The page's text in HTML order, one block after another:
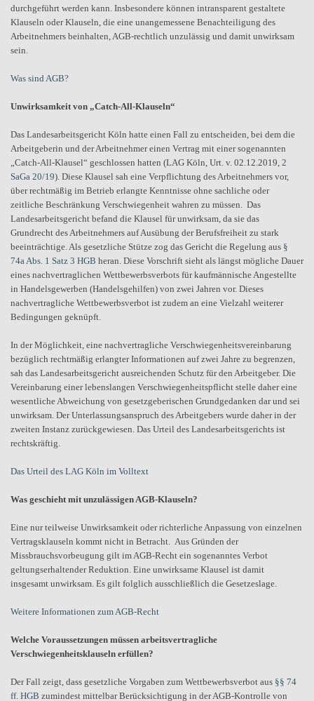
durchgeführt werden kann. Insbesondere können intransparent gestaltete
Klauseln oder Klauseln, die eine unangemessene Benachteiligung des
Arbeitnehmers beinhalten, AGB-rechtlich unzulässig und damit unwirksam
sein.
Was sind AGB?
Unwirksamkeit von „Catch-All-Klauseln“
Das Landesarbeitsgericht Köln hatte einen Fall zu entscheiden, bei dem die
Arbeitgeberin und der Arbeitnehmer einen Vertrag mit einer sogenannten
„Catch-All-Klausel“ geschlossen hatten (LAG Köln, Urt. v. 02.12.2019, 2
SaGa 20/19). Diese Klausel sah eine Verpflichtung des Arbeitnehmers vor,
über rechtmäßig im Betrieb erlangte Kenntnisse ohne sachliche oder
zeitliche Beschränkung Verschwiegenheit wahren zu müssen. Das
Landesarbeitsgericht befand die Klausel für unwirksam, da sie das
Grundrecht des Arbeitnehmers auf Ausübung der Berufsfreiheit zu stark
beeinträchtige. Als gesetzliche Stütze zog das Gericht die Regelung aus §
74a Abs. 1 Satz 3 HGB heran. Diese Vorschrift sieht als längst mögliche Dauer
eines nachvertraglichen Wettbewerbsverbots für kaufmännische Angestellte
in Handelsgewerben (Handelsgehilfen) von zwei Jahren vor. Dieses
nachvertragliche Wettbewerbsverbot ist zudem an eine Vielzahl weiterer
Bedingungen geknüpft.
In der Möglichkeit, eine nachvertragliche Verschwiegenheitsvereinbarung
bezüglich rechtmäßig erlangter Informationen auf zwei Jahre zu begrenzen,
sah das Landesarbeitsgericht ausreichenden Schutz für den Arbeitgeber. Die
Vereinbarung einer lebenslangen Verschwiegenheitspflicht stelle daher eine
wesentliche Abweichung von gesetzgeberischen Grundgedanken dar und sei
unwirksam. Der Unterlassungsanspruch des Arbeitgebers wurde daher in der
zweiten Instanz zurückgewiesen. Das Urteil des Landesarbeitsgerichts ist
rechtskräftig.
Das Urteil des LAG Köln im Volltext
Was geschieht mit unzulässigen AGB-Klauseln?
Eine nur teilweise Unwirksamkeit oder richterliche Anpassung von einzelnen
Vertragsklauseln kommt nicht in Betracht. Aus Gründen der
Missbrauchsvorbeugung gilt im AGB-Recht ein sogenanntes Verbot
geltungserhaltender Reduktion. Eine unwirksame Klausel ist damit
insgesamt unwirksam. Es gilt folglich ausschließlich die Gesetzeslage.
Weitere Informationen zum AGB-Recht
Welche Voraussetzungen müssen arbeitsvertragliche
Verschwiegenheitsklauseln erfüllen?
Der Fall zeigt, dass gesetzliche Vorgaben zum Wettbewerbsverbot aus §§ 74
ff. HGB zumindest mittelbar Berücksichtigung in der AGB-Kontrolle von